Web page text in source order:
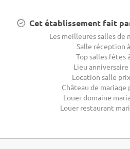
Cet établissement fait
Les meilleures salles de
Salle réception
Top salles fêtes
Lieu anniversaire
Location salle
Château de mariage
Louer domaine
Louer restaurant